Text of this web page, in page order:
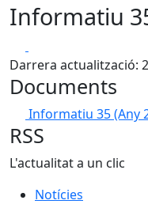
Informatiu
Darrera actualització:
Documents
Informatiu 35 (Any
RSS
L'actualitat a un clic
Notícies